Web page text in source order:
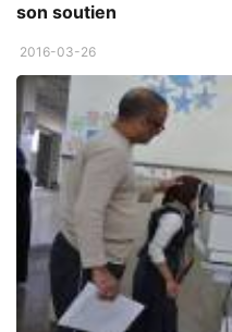
son soutien
2016-03-26